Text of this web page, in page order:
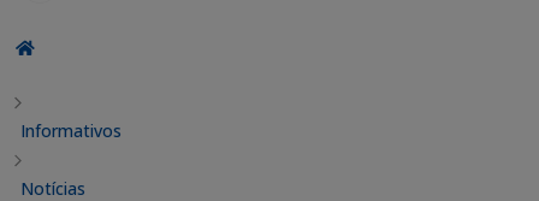
Informativos
Notícias